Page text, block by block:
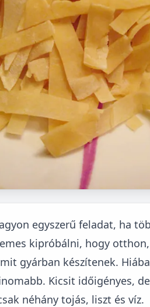
egyszerű feladat, ha
kipróbálni, hogy
gyárban készítenek.
Kicsit időigényes,
néhány tojás, liszt és víz.